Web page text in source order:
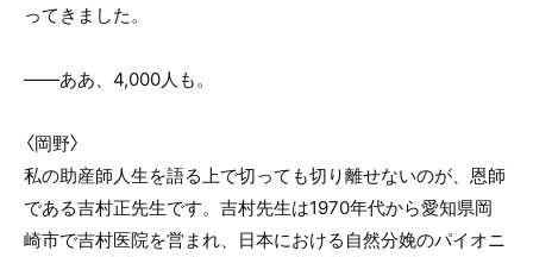
ってきました。
――ああ、4,000人も。
〈岡野〉
私の助産師人生を語る上で切っても切り離せないのが、恩師
である吉村正先生です。吉村先生は1970年代から愛知県岡
崎市で吉村医院を営まれ、日本における自然分娩のパイオニ